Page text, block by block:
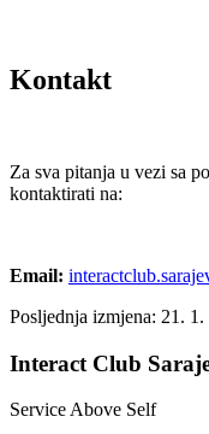
Kontakt
Za sva pitanja u vezi sa
kontaktirati na:
Email:
Posljednja izmjena: 21. 1.
Interact Club
Service Above Self